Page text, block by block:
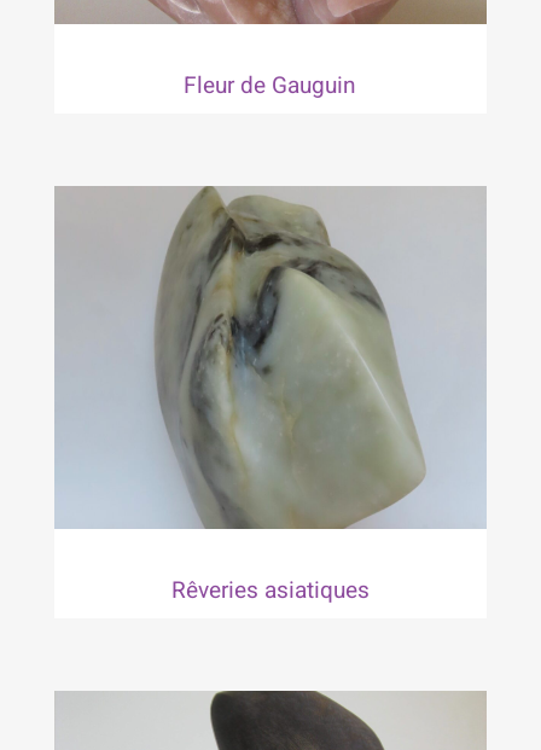
Fleur de Gauguin
Rêveries asiatiques